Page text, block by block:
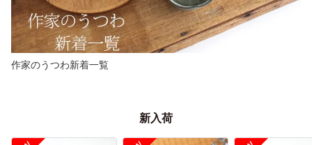
作家のうつわ新着一覧
新入荷